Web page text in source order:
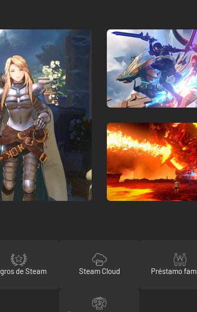
de Steam Steam Cloud Préstamo